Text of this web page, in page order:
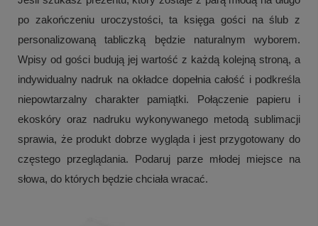
po zakończeniu uroczystości, ta księga gości na ślub z
personalizowaną tabliczką będzie naturalnym wyborem.
Wpisy od gości budują jej wartość z każdą kolejną stroną, a
indywidualny nadruk na okładce dopełnia całość i podkreśla
niepowtarzalny charakter pamiątki. Połączenie papieru i
ekoskóry oraz nadruku wykonywanego metodą sublimacji
sprawia, że produkt dobrze wygląda i jest przygotowany do
częstego przeglądania. Podaruj parze młodej miejsce na
słowa, do których będzie chciała wracać.